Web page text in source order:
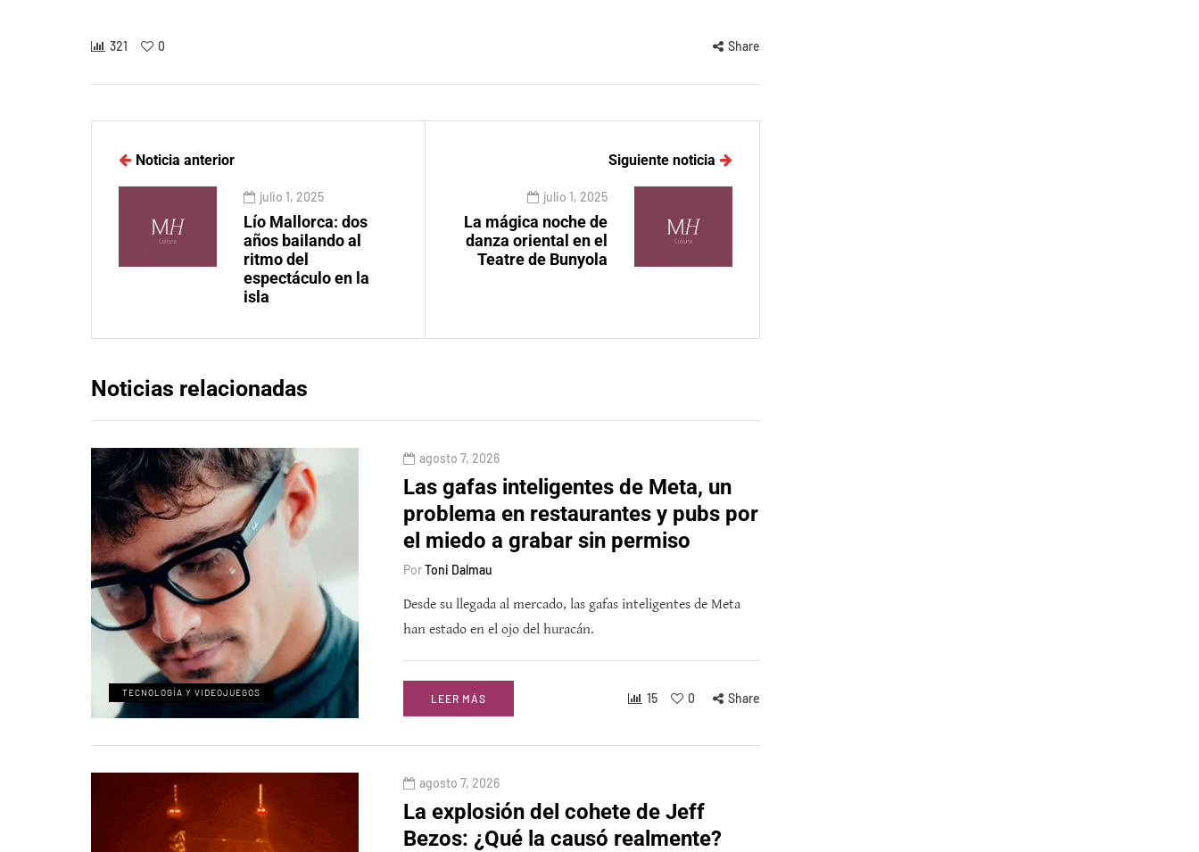
321 0 Share
Noticia anterior
julio 1, 2025
Lío Mallorca: dos
años bailando al
ritmo del
espectáculo en la
isla
Siguiente noticia
julio 1, 2025
La mágica noche de
danza oriental en el
Teatre de Bunyola
Noticias relacionadas
TECNOLOGÍA Y VIDEOJUEGOS
agosto 7, 2026
Las gafas inteligentes de Meta, un
problema en restaurantes y pubs por
el miedo a grabar sin permiso
PorToni Dalmau
Desde su llegada al mercado, las gafas inteligentes de Meta
han estado en el ojo del huracán.
LEER MÁS 15 0 Share
agosto 7, 2026
La explosión del cohete de Jeff
Bezos: ¿Qué la causó realmente?